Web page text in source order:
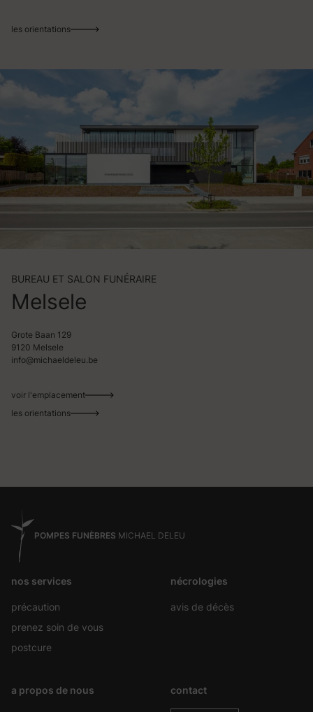
les orientations
BUREAU ET SALON FUNÉRAIRE
Melsele
Grote Baan 129
9120 Melsele
info@michaeldeleu.be
voir l'emplacement
les orientations
POMPES FUNÈBRES MICHAEL DELEU
nos services
précaution
prenez soin de vous
postcure
nécrologies
avis de décès
a propos de nous contact